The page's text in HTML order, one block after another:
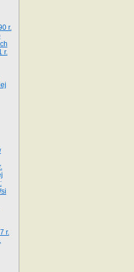
r.
r.
r.